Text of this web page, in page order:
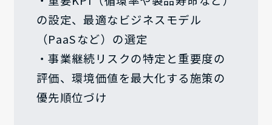
の設定、最適なビジネスモデル
（PaaSなど）の選定
・事業継続リスクの特定と重要度の
評価、環境価値を最大化する施策の
優先順位づけ